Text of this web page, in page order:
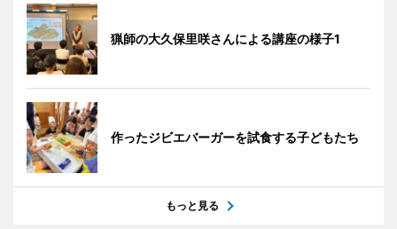
猟師の大久保里咲さんによる講座の様子1
作ったジビエバーガーを試食する子どもたち
もっと見る